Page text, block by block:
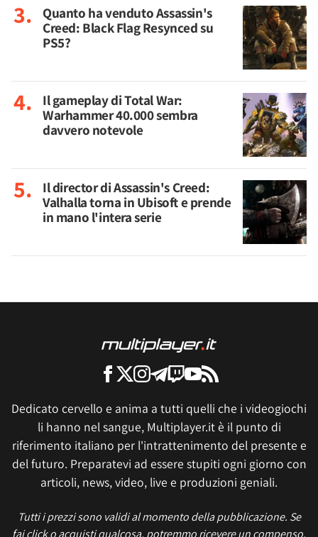
Quanto ha venduto Assassin's
Creed: Black Flag Resynced su
PS5?
Il gameplay di Total War:
Warhammer 40.000 sembra
davvero notevole
Il director di Assassin's Creed:
Valhalla torna in Ubisoft e prende
in mano l'intera serie
Dedicato cervello e anima a tutti quelli che i videogiochi
li hanno nel sangue, Multiplayer.it è il punto di
riferimento italiano per l'intrattenimento del presente e
del futuro. Preparatevi ad essere stupiti ogni giorno con
articoli, news, video, live e produzioni geniali.
Tutti i prezzi sono validi al momento della pubblicazione. Se
fai click o acquisti qualcosa, potremmo ricevere un compenso.